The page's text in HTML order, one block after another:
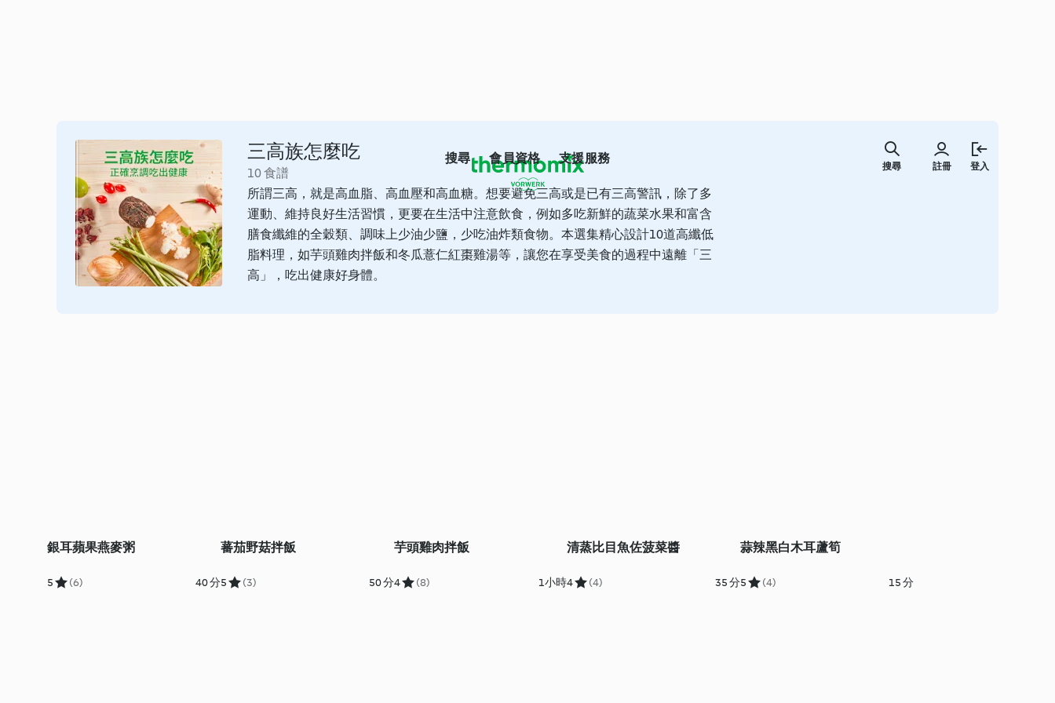
搜尋 會員資格 支援服務
註冊 登入
搜尋
三高族怎麼吃
10 食譜
所謂三高，就是高血脂、高血壓和高血糖。想要避免三高或是已有三高警訊，除了多
運動、維持良好生活習慣，更要在生活中注意飲食，例如多吃新鮮的蔬菜水果和富含
膳食纖維的全穀類、調味上少油少鹽，少吃油炸類食物。本選集精心設計10道高纖低
脂料理，如芋頭雞肉拌飯和冬瓜薏仁紅棗雞湯等，讓您在享受美食的過程中遠離「三
高」，吃出健康好身體。
銀耳蘋果燕麥粥
5 (6) 40 分
蕃茄野菇拌飯
5 (3) 50 分
芋頭雞肉拌飯
4 (8) 1小時
清蒸比目魚佐菠菜醬
4 (4) 35 分
蒜辣黑白木耳蘆筍
5 (4) 15 分